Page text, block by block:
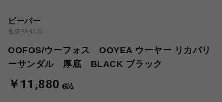
ビーバー
池袋PARCO
OOFOS/ウーフォス OOYEA ウーヤー リカバリ
ーサンダル 厚底 BLACK ブラック
￥11,880 税込